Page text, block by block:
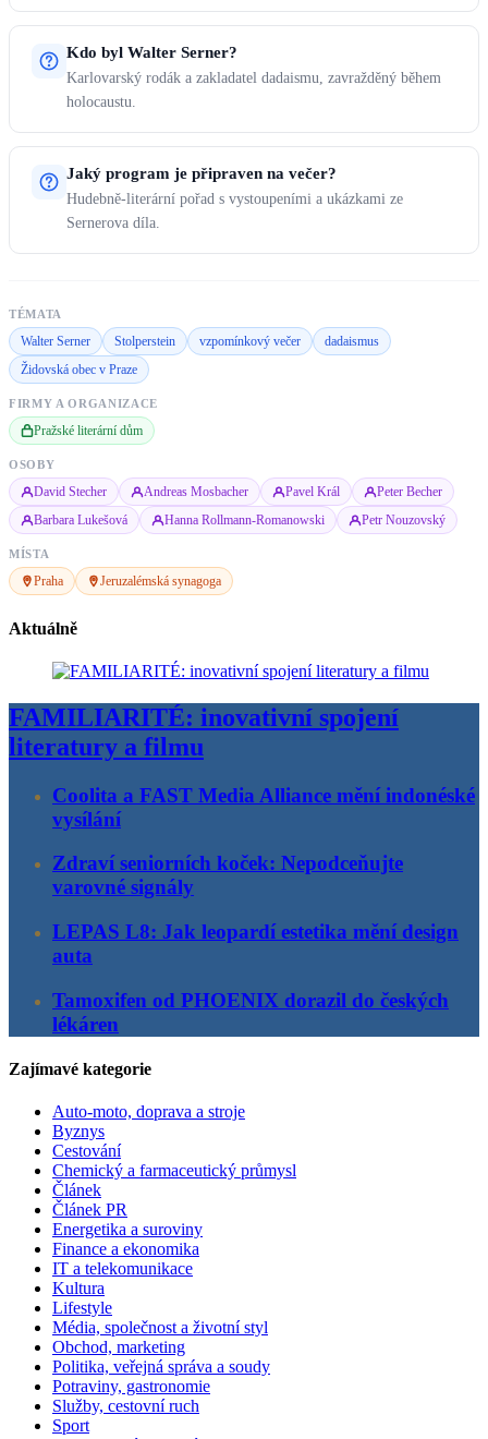
Kdo byl Walter Serner?
Karlovarský rodák a zakladatel dadaismu, zavražděný během
holocaustu.
Jaký program je připraven na večer?
Hudebně-literární pořad s vystoupeními a ukázkami ze
Sernerova díla.
TÉMATA
Walter Serner Stolperstein vzpomínkový večer
dadaismus
Židovská obec v Praze
FIRMY A ORGANIZACE
Pražské literární dům
OSOBY
David Stecher Andreas Mosbacher Pavel Král
Peter Becher
Barbara Lukešová
Hanna Rollmann-Romanowski Petr Nouzovský
MÍSTA
Praha Jeruzalémská synagoga
Aktuálně
FAMILIARITÉ: inovativní spojení
literatury a filmu
Coolita a FAST Media Alliance mění indonéské
vysílání
Zdraví seniorních koček: Nepodceňujte
varovné signály
LEPAS L8: Jak leopardí estetika mění design
auta
Tamoxifen od PHOENIX dorazil do českých
lékáren
Zajímavé kategorie
Auto-moto, doprava a stroje
Byznys
Cestování
Chemický a farmaceutický průmysl
Článek
Článek PR
Energetika a suroviny
Finance a ekonomika
IT a telekomunikace
Kultura
Lifestyle
Média, společnost a životní styl
Obchod, marketing
Politika, veřejná správa a soudy
Potraviny, gastronomie
Služby, cestovní ruch
Sport